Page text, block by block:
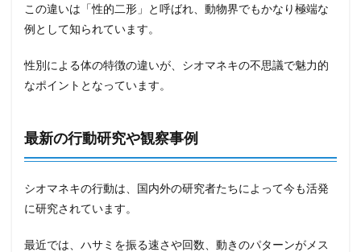
この違いは「性的二形」と呼ばれ、動物界でもかなり極端な
例として知られています。
性別による体の特徴の違いが、シオマネキの不思議で魅力的
なポイントとなっています。
最新の行動研究や観察事例
シオマネキの行動は、国内外の研究者たちによって今も活発
に研究されています。
最近では、ハサミを振る速さや回数、動きのパターンがメス